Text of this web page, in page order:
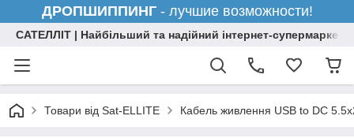
ДРОПШИППИНГ- лучшие возможности!
САТЕЛЛІТ | Найбільший та надійний інтернет-супермаркет
Товари від Sat-ELLITE Кабель живлення USB to DC